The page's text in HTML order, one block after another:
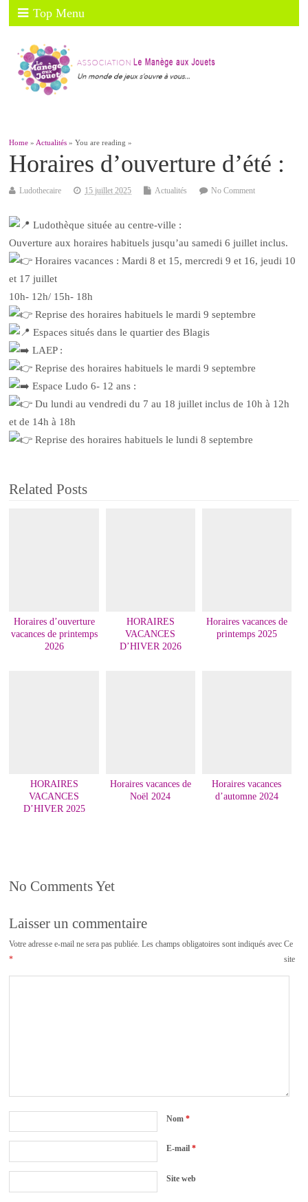
Top Menu
Home » Actualités » You are reading »
Horaires d’ouverture d’été :
Ludothecaire 15 juillet 2025 Actualités No Comment
Ludothèque située au centre-ville :
Ouverture aux horaires habituels jusqu’au samedi 6 juillet inclus.
Horaires vacances : Mardi 8 et 15, mercredi 9 et 16, jeudi 10
et 17 juillet
10h- 12h/ 15h- 18h
Reprise des horaires habituels le mardi 9 septembre
Espaces situés dans le quartier des Blagis
LAEP :
Reprise des horaires habituels le mardi 9 septembre
Espace Ludo 6- 12 ans :
Du lundi au vendredi du 7 au 18 juillet inclus de 10h à 12h
et de 14h à 18h
Reprise des horaires habituels le lundi 8 septembre
Related Posts
Horaires d’ouverture
vacances de printemps
2026
HORAIRES
VACANCES
D’HIVER 2026
Horaires vacances de
printemps 2025
HORAIRES
VACANCES
D’HIVER 2025
Horaires vacances de
Noël 2024
Horaires vacances
d’automne 2024
No Comments Yet
Laisser un commentaire
Votre adresse e-mail ne sera pas publiée. Les champs obligatoires sont indiqués avec
*
Nom*
E-mail*
Site web
Ce
site